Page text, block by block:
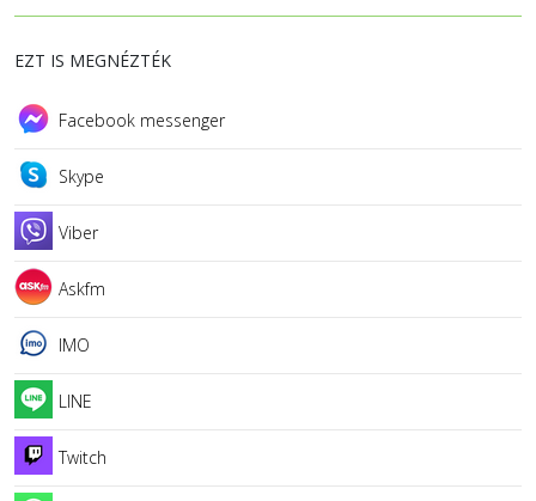
EZT IS MEGNÉZTÉK
Facebook messenger
Skype
Viber
Askfm
IMO
LINE
Twitch